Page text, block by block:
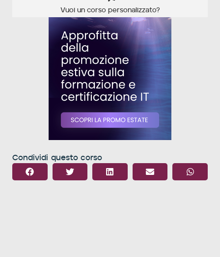
Vuoi un corso personalizzato?
Condividi questo corso